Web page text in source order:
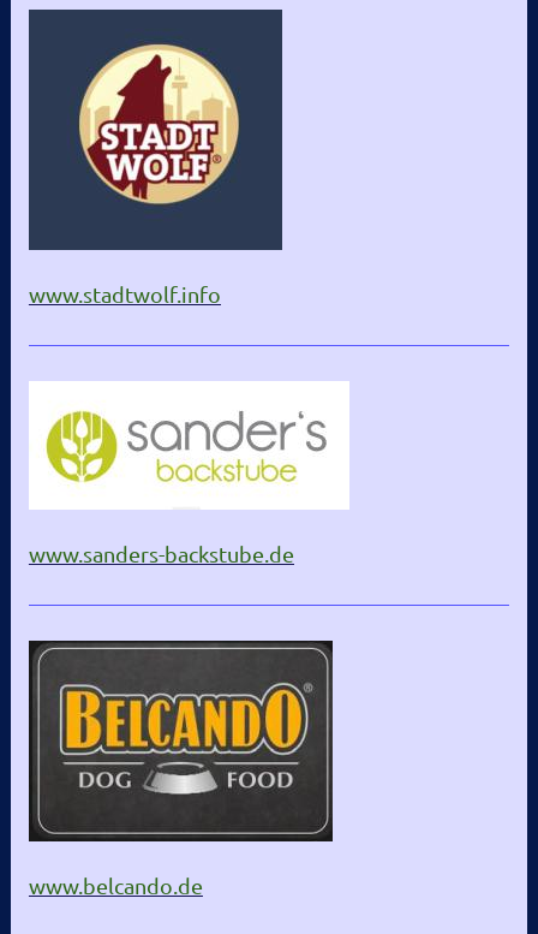
www.stadtwolf.info
www.sanders-backstube.de
www.belcando.de